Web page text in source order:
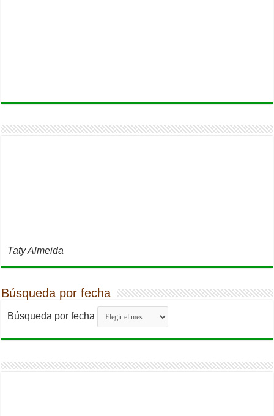
Taty Almeida
Búsqueda por fecha
Búsqueda por fecha